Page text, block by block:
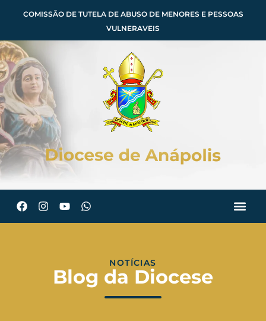
COMISSÃO DE TUTELA DE ABUSO DE MENORES E PESSOAS
VULNERAVEIS
NOTÍCIAS
Blog da Diocese